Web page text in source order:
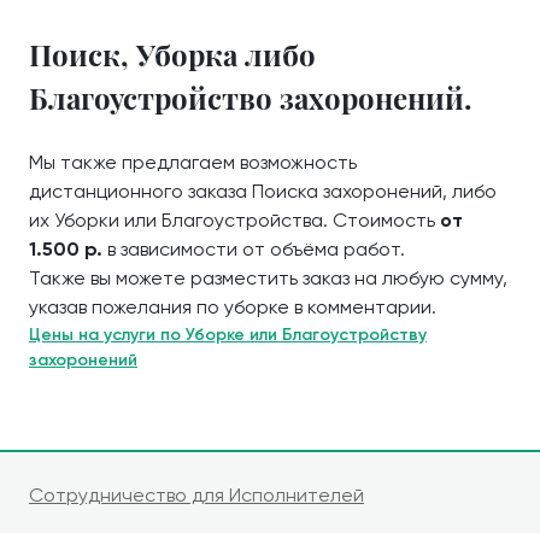
Поиск, Уборка либо
Благоустройство захоронений.
Мы также предлагаем возможность
дистанционного заказа Поиска захоронений, либо
их Уборки или Благоустройства. Стоимость от
1.500 р. в зависимости от объёма работ.
Также вы можете разместить заказ на любую сумму,
указав пожелания по уборке в комментарии.
Цены на услуги по Уборке или Благоустройству
захоронений
Сотрудничество для Исполнителей